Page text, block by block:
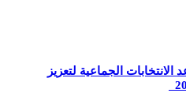
الانتخابات الجماعية لتعزيز